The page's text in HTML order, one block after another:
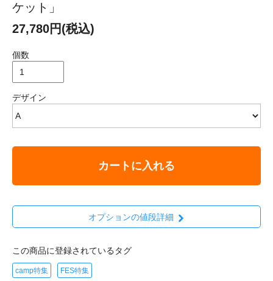
ケット」
27,780円(税込)
個数
デザイン
カートに入れる
オプションの値段詳細
この商品に登録されているタグ
camp特集 FES特集